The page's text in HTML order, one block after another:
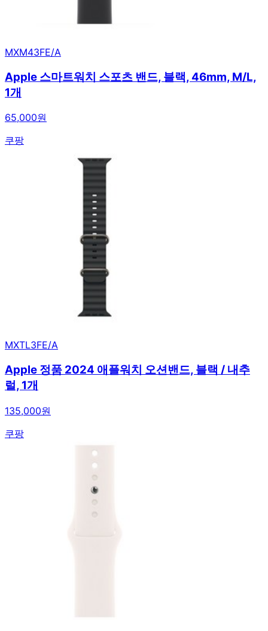
MXM43FE/A
Apple 스마트워치 스포츠 밴드, 블랙, 46mm, M/L,
1개
65,000원
쿠팡
MXTL3FE/A
Apple 정품 2024 애플워치 오션밴드, 블랙 / 내추
럴, 1개
135,000원
쿠팡